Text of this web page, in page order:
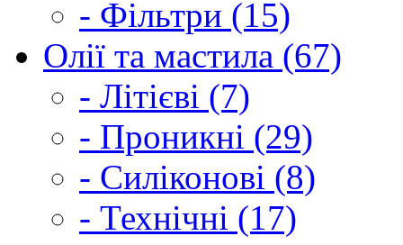
- Фільтри (15)
Олії та мастила (67)
- Літієві (7)
- Проникні (29)
- Силіконові (8)
- Технічні (17)